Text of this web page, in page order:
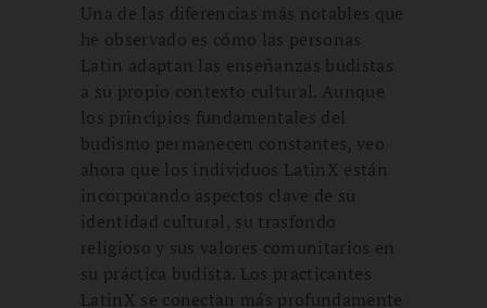
Una de las diferencias más notables que
he observado es cómo las personas
Latin adaptan las enseñanzas budistas
a su propio contexto cultural. Aunque
los principios fundamentales del
budismo permanecen constantes, veo
ahora que los individuos LatinX están
incorporando aspectos clave de su
identidad cultural, su trasfondo
religioso y sus valores comunitarios en
su práctica budista. Los practicantes
LatinX se conectan más profundamente